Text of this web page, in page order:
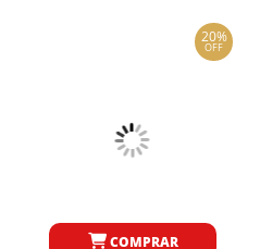
20%
OFF
COMPRAR